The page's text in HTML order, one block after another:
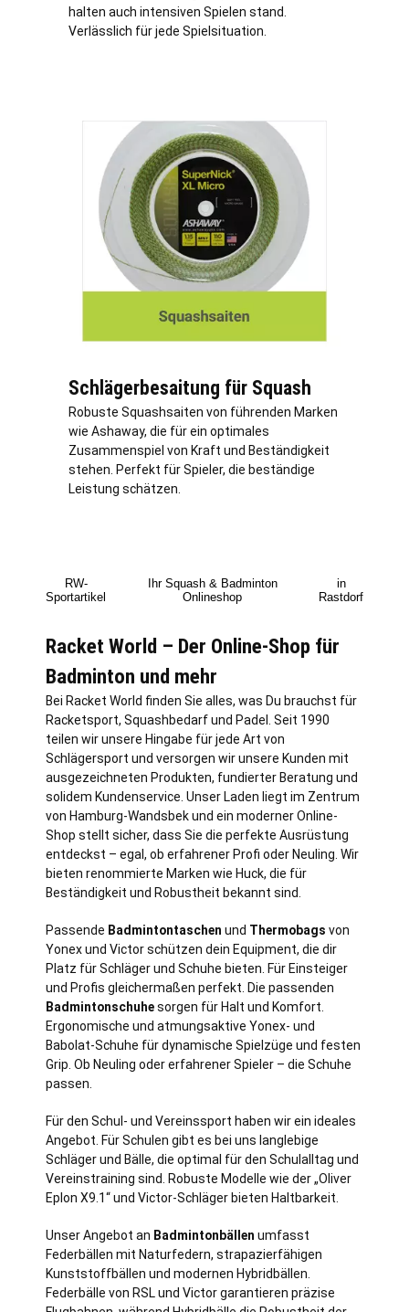
halten auch intensiven Spielen stand.
Verlässlich für jede Spielsituation.
Schlägerbesaitung für Squash
Robuste Squashsaiten von führenden Marken
wie Ashaway, die für ein optimales
Zusammenspiel von Kraft und Beständigkeit
stehen. Perfekt für Spieler, die beständige
Leistung schätzen.
RW-
Sportartikel
Ihr Squash & Badminton
Onlineshop
in
Rastdorf
Racket World – Der Online-Shop für
Badminton und mehr
Bei Racket World finden Sie alles, was Du brauchst für
Racketsport, Squashbedarf und Padel. Seit 1990
teilen wir unsere Hingabe für jede Art von
Schlägersport und versorgen wir unsere Kunden mit
ausgezeichneten Produkten, fundierter Beratung und
solidem Kundenservice. Unser Laden liegt im Zentrum
von Hamburg-Wandsbek und ein moderner Online-
Shop stellt sicher, dass Sie die perfekte Ausrüstung
entdeckst – egal, ob erfahrener Profi oder Neuling. Wir
bieten renommierte Marken wie Huck, die für
Beständigkeit und Robustheit bekannt sind.
Passende Badmintontaschen und Thermobags von
Yonex und Victor schützen dein Equipment, die dir
Platz für Schläger und Schuhe bieten. Für Einsteiger
und Profis gleichermaßen perfekt. Die passenden
Badmintonschuhesorgen für Halt und Komfort.
Ergonomische und atmungsaktive Yonex- und
Babolat-Schuhe für dynamische Spielzüge und festen
Grip. Ob Neuling oder erfahrener Spieler – die Schuhe
passen.
Für den Schul- und Vereinssport haben wir ein ideales
Angebot. Für Schulen gibt es bei uns langlebige
Schläger und Bälle, die optimal für den Schulalltag und
Vereinstraining sind. Robuste Modelle wie der „Oliver
Eplon X9.1“ und Victor-Schläger bieten Haltbarkeit.
Unser Angebot an Badmintonbällen umfasst
Federbällen mit Naturfedern, strapazierfähigen
Kunststoffbällen und modernen Hybridbällen.
Federbälle von RSL und Victor garantieren präzise